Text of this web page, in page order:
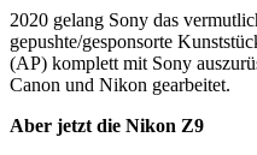
2020 gelang Sony das
gepushte/gesponsorte
(AP) komplett mit Sony
Canon und Nikon gearbeitet.
Aber jetzt die Nikon Z9